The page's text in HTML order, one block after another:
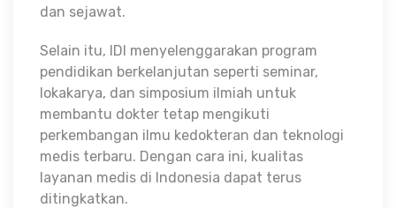
dan sejawat.
Selain itu, IDI menyelenggarakan program
pendidikan berkelanjutan seperti seminar,
lokakarya, dan simposium ilmiah untuk
membantu dokter tetap mengikuti
perkembangan ilmu kedokteran dan teknologi
medis terbaru. Dengan cara ini, kualitas
layanan medis di Indonesia dapat terus
ditingkatkan.